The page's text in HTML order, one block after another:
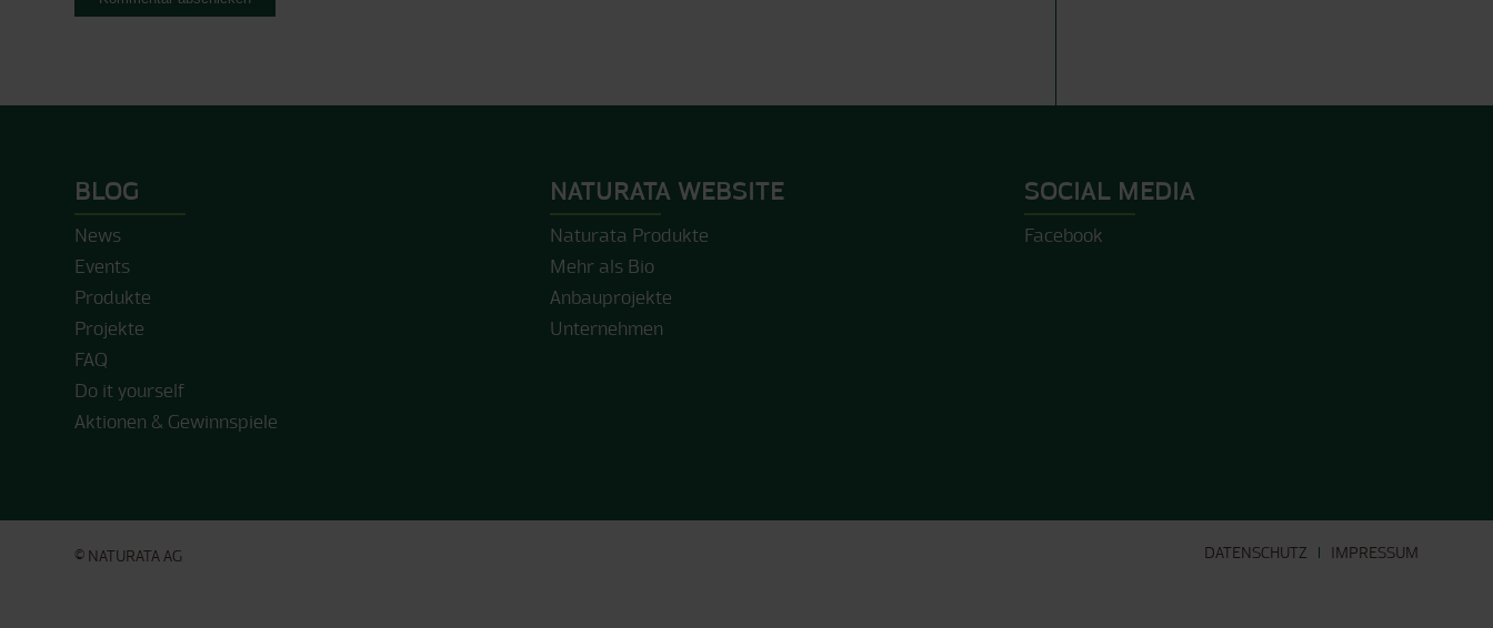
BLOG
News
Events
Produkte
Projekte
FAQ
Do it yourself
Aktionen & Gewinnspiele
NATURATA WEBSITE
Naturata Produkte
Mehr als Bio
Anbauprojekte
Unternehmen
SOCIAL MEDIA
Facebook
© NATURATA AG DATENSCHUTZ IMPRESSUM